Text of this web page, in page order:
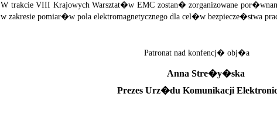
W trakcie VIII Krajowych Warsztat�w EMC zostan� zorganizowane
w zakresie pomiar�w pola elektromagnetycznego dla cel�w bezpiecze�stwa
Patronat nad konfencj� obj�a
Anna Stre�y�ska
Prezes Urz�du Komunikacji